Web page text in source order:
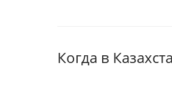
Когда в